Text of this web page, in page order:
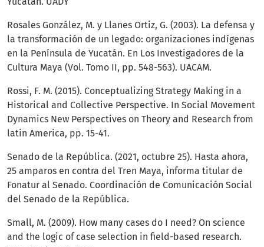
Rosales González, M. y Llanes Ortiz, G. (2003). La defensa y
la transformación de un legado: organizaciones indígenas
en la Península de Yucatán. En Los Investigadores de la
Cultura Maya (Vol. Tomo II, pp. 548-563). UACAM.
Rossi, F. M. (2015). Conceptualizing Strategy Making in a
Historical and Collective Perspective. In Social Movement
Dynamics New Perspectives on Theory and Research from
latin America, pp. 15-41.
Senado de la República. (2021, octubre 25). Hasta ahora,
25 amparos en contra del Tren Maya, informa titular de
Fonatur al Senado. Coordinación de Comunicación Social
del Senado de la República.
Small, M. (2009). How many cases do I need? On science
and the logic of case selection in field-based research.